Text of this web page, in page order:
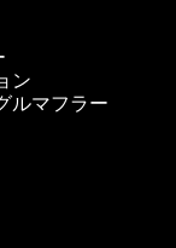
ン
ルマフラー